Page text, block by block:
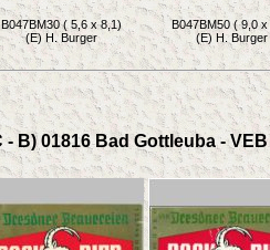
B047BM30 ( 5,6 x 8,1)
(E) H. Burger
B047BM50 ( 9,0
(E) H. Burger
- B) 01816 Bad Gottleuba -